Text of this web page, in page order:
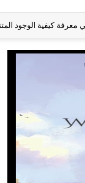
كيفية الوجود